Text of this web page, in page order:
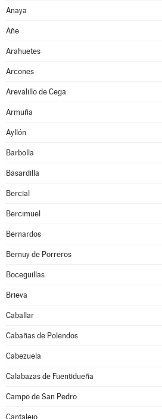
Anaya
Añe
Arahuetes
Arcones
Arevalillo de Cega
Armuña
Ayllón
Barbolla
Basardilla
Bercial
Bercimuel
Bernardos
Bernuy de Porreros
Boceguillas
Brieva
Caballar
Cabañas de Polendos
Cabezuela
Calabazas de Fuentidueña
Campo de San Pedro
Cantalejo